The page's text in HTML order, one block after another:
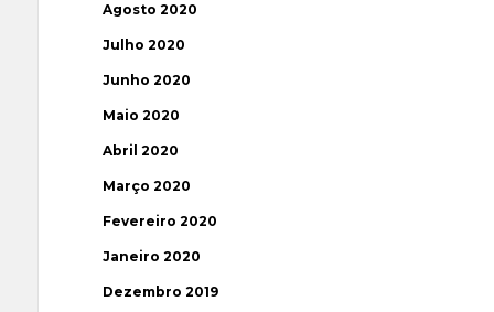
Agosto 2020
Julho 2020
Junho 2020
Maio 2020
Abril 2020
Março 2020
Fevereiro 2020
Janeiro 2020
Dezembro 2019